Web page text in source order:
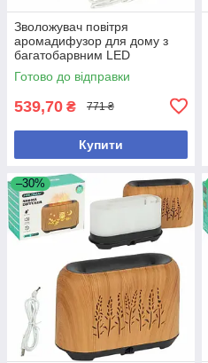
Зволожувач повітря
аромадифузор для дому з
багатобарвним LED
підсвічуванням, ємність 120
мл, чорний
Готово до відправки
539,70 ₴ 771 ₴
Купити
–30%